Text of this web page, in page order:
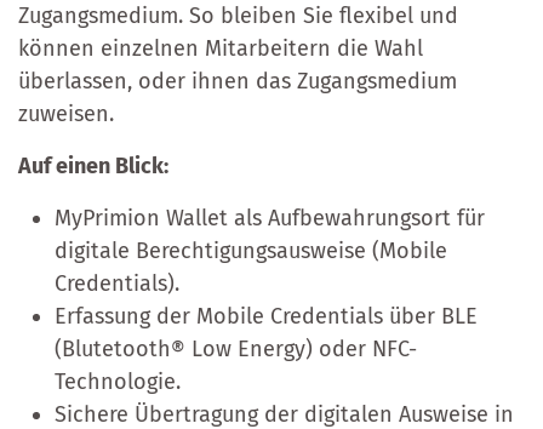
Zugangsmedium. So bleiben Sie flexibel und
können einzelnen Mitarbeitern die Wahl
überlassen, oder ihnen das Zugangsmedium
zuweisen.
Auf einen Blick:
MyPrimion Wallet als Aufbewahrungsort für
digitale Berechtigungsausweise (Mobile
Credentials).
Erfassung der Mobile Credentials über BLE
(Blutetooth® Low Energy) oder NFC-
Technologie.
Sichere Übertragung der digitalen Ausweise in